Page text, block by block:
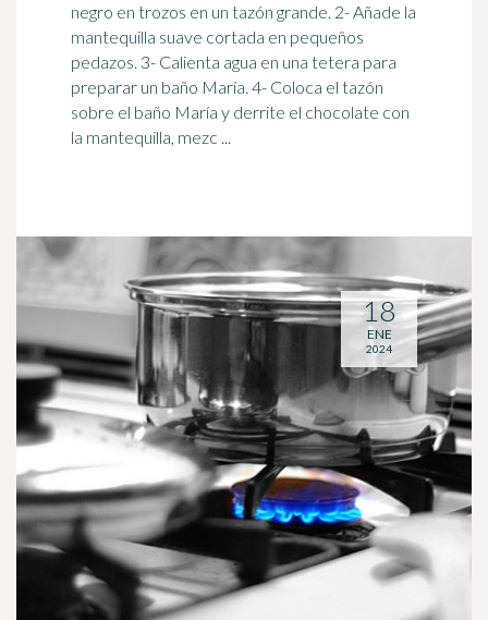
negro en trozos en un tazón grande. 2- Añade la
mantequilla suave cortada en pequeños
pedazos. 3- Calienta agua en una tetera para
preparar un baño María. 4- Coloca el tazón
sobre el baño María y derrite el chocolate con
la mantequilla, mezc ...
18
ENE
2024